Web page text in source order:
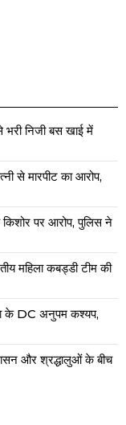
भरी निजी बस खाई में
से मारपीट का आरोप,
पर आरोप, पुलिस ने
महिला कबड्डी टीम की
के DC अनुपम कश्यप,
और श्रद्धालुओं के बीच